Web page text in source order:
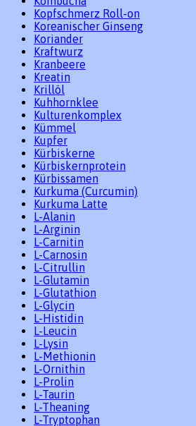
Kopfschmerz Roll-on
Koreanischer Ginseng
Koriander
Kraftwurz
Kranbeere
Kreatin
Krillöl
Kuhhornklee
Kulturenkomplex
Kümmel
Kupfer
Kürbiskerne
Kürbiskernprotein
Kürbissamen
Kurkuma (Curcumin)
Kurkuma Latte
L-Alanin
L-Arginin
L-Carnitin
L-Carnosin
L-Citrullin
L-Glutamin
L-Glutathion
L-Glycin
L-Histidin
L-Leucin
L-Lysin
L-Methionin
L-Ornithin
L-Prolin
L-Taurin
L-Theaning
L-Tryptophan